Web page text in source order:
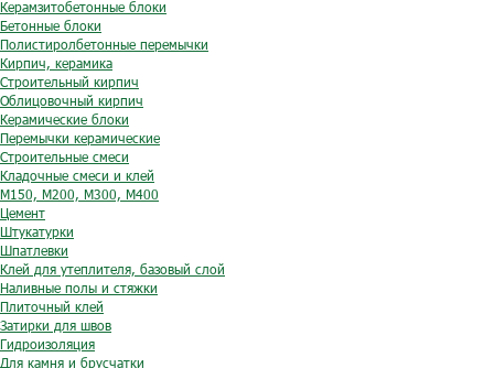
Керамзитобетонные блоки
Бетонные блоки
Полистиролбетонные перемычки
Кирпич, керамика
Строительный кирпич
Облицовочный кирпич
Керамические блоки
Перемычки керамические
Строительные смеси
Кладочные смеси и клей
М150, М200, М300, М400
Цемент
Штукатурки
Шпатлевки
Клей для утеплителя, базовый слой
Наливные полы и стяжки
Плиточный клей
Затирки для швов
Гидроизоляция
Для камня и брусчатки